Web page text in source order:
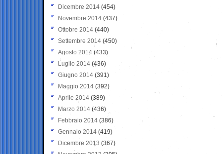
Dicembre 2014 (454)
Novembre 2014 (437)
Ottobre 2014 (440)
Settembre 2014 (450)
Agosto 2014 (433)
Luglio 2014 (436)
Giugno 2014 (391)
Maggio 2014 (392)
Aprile 2014 (389)
Marzo 2014 (436)
Febbraio 2014 (386)
Gennaio 2014 (419)
Dicembre 2013 (367)